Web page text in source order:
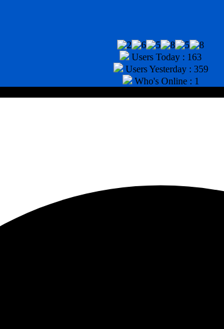
Users Today : 163
Users Yesterday : 359
Who's Online : 1